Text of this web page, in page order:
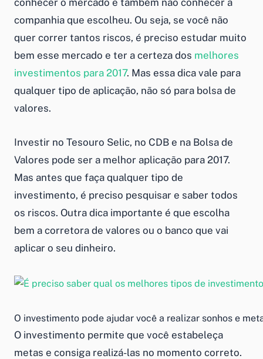
conhecer o mercado e também não conhecer a
companhia que escolheu. Ou seja, se você não
quer correr tantos riscos, é preciso estudar muito
bem esse mercado e ter a certeza dos melhores
investimentos para 2017. Mas essa dica vale para
qualquer tipo de aplicação, não só para bolsa de
valores.
Investir no Tesouro Selic, no CDB e na Bolsa de
Valores pode ser a melhor aplicação para 2017.
Mas antes que faça qualquer tipo de
investimento, é preciso pesquisar e saber todos
os riscos. Outra dica importante é que escolha
bem a corretora de valores ou o banco que vai
aplicar o seu dinheiro.
O investimento pode ajudar você a realizar sonhos e
O investimento permite que você estabeleça
metas e consiga realizá-las no momento correto.